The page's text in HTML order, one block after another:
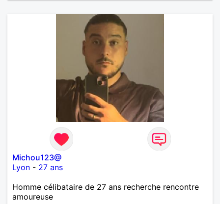
Michou123@
Lyon - 27 ans
Homme célibataire de 27 ans recherche rencontre
amoureuse